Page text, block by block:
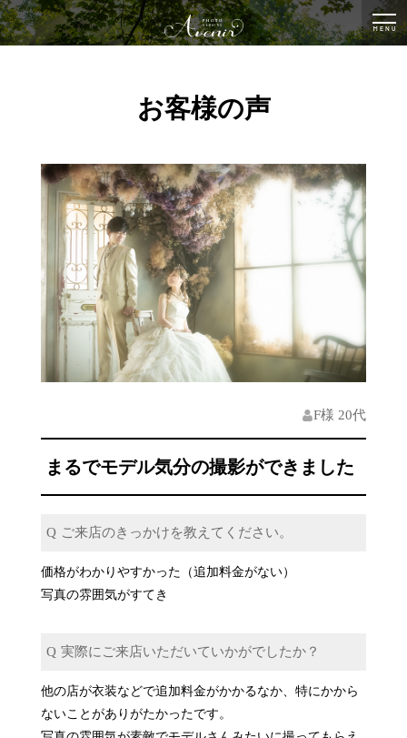
お客様の声
F様 20代
まるでモデル気分の撮影ができました
ご来店のきっかけを教えてください。
価格がわかりやすかった（追加料金がない）
写真の雰囲気がすてき
実際にご来店いただいていかがでしたか？
他の店が衣装などで追加料金がかかるなか、特にかから
ないことがありがたかったです。